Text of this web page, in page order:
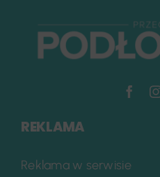
REKLAMA
Reklama w serwisie